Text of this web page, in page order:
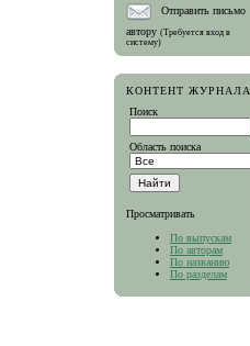
Отправить письмо
автору (Требуется вход в
систему)
КОНТЕНТ ЖУРНАЛА
Поиск
Область поиска
Просматривать
По выпускам
По авторам
По названию
По разделам